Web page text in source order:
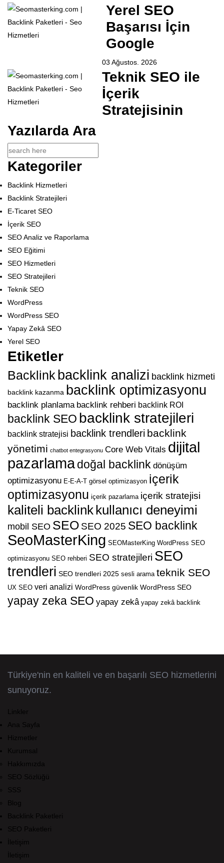
Yerel SEO
Başarısı İçin
Google
03 Ağustos. 2026
Teknik SEO ile
İçerik
Stratejisinin
Yazılarda Ara
Kategoriler
Backlink Hizmetleri
Backlink Stratejileri
E-Ticaret SEO
İçerik SEO
SEO Analiz ve Raporlama
SEO Eğitimi
SEO Hizmetleri
SEO Stratejileri
Teknik SEO
WordPress
WordPress SEO
Yapay Zekâ SEO
Yerel SEO
Etiketler
Backlink backlink analizi backlink hizmeti
backlink kazanma backlink optimizasyonu
backlink planlama backlink rehberi backlink ROI
backlink SEO backlink stratejileri
backlink stratejisi backlink trendleri backlink
yönetimi chatbot entegrasyonu Core Web Vitals dijital
pazarlama doğal backlink dönüşüm
optimizasyonu E-E-A-T görsel optimizasyon içerik
optimizasyonu içerik pazarlama içerik stratejisi
kaliteli backlinkkullanıcı deneyimi
mobil SEO SEO SEO 2025 SEO backlink
SeoMasterKing SEOMasterKing WordPress SEO
optimizasyonu SEO rehberi SEO stratejileri SEO
trendleri SEO trendleri 2025 sesli arama teknik SEO
UX SEO veri analizi WordPress güvenlik WordPress SEO
yapay zeka SEO yapay zekâ yapay zekâ backlink
Türkiye'nin en kaliteli ve en başarılı SEO hizmetlerini
sunuyoruz.
Linkler
Ana Sayfa
Hizmetler
Kurumsal
Hakkımızda
SEO Sözlüğü
SSS
Blog
Backlink Paketleri
SEO Paketleri
İletişim
İletişim